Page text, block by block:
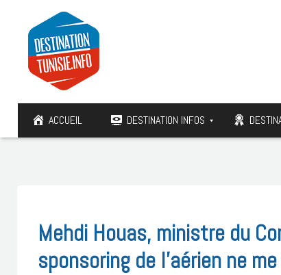
ACCUEIL DESTINATION INFOS
Mehdi Houas, ministre du
sponsoring de l’aérien ne